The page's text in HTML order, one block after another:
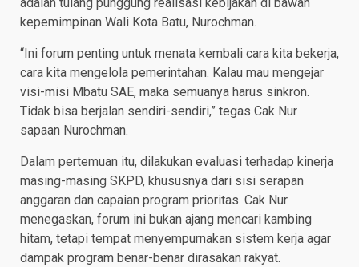
kepemimpinan Wali Kota Batu, Nurochman.
“Ini forum penting untuk menata kembali cara kita bekerja,
cara kita mengelola pemerintahan. Kalau mau mengejar
visi-misi Mbatu SAE, maka semuanya harus sinkron.
Tidak bisa berjalan sendiri-sendiri,” tegas Cak Nur
sapaan Nurochman.
Dalam pertemuan itu, dilakukan evaluasi terhadap kinerja
masing-masing SKPD, khususnya dari sisi serapan
anggaran dan capaian program prioritas. Cak Nur
menegaskan, forum ini bukan ajang mencari kambing
hitam, tetapi tempat menyempurnakan sistem kerja agar
dampak program benar-benar dirasakan rakyat.